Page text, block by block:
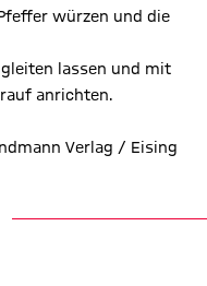
würzen und die
lassen und mit
anrichten.
Verlag / Eising